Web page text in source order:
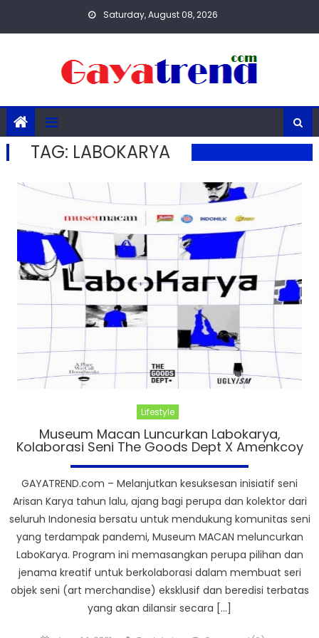
Saturday, August 08, 2026
TAG: LABOKARYA
Lifestyle
Museum Macan Luncurkan Labokarya,
Kolaborasi Seni The Goods Dept X Amenkcoy
GAYATREND.com – Melanjutkan kesuksesan inisiatif seni
Arisan Karya tahun lalu, ajang bagi perupa dan kolektor dari
seluruh Indonesia bersatu untuk mendukung komunitas seni
yang terdampak pandemi, Museum MACAN meluncurkan
LaboKarya. Program ini memasangkan perupa pilihan dan
jenama kreatif untuk berkolaborasi dalam membuat seri
objek seni (art merchandise) eksklusif dan beredisi terbatas
yang akan dilansir secara […]